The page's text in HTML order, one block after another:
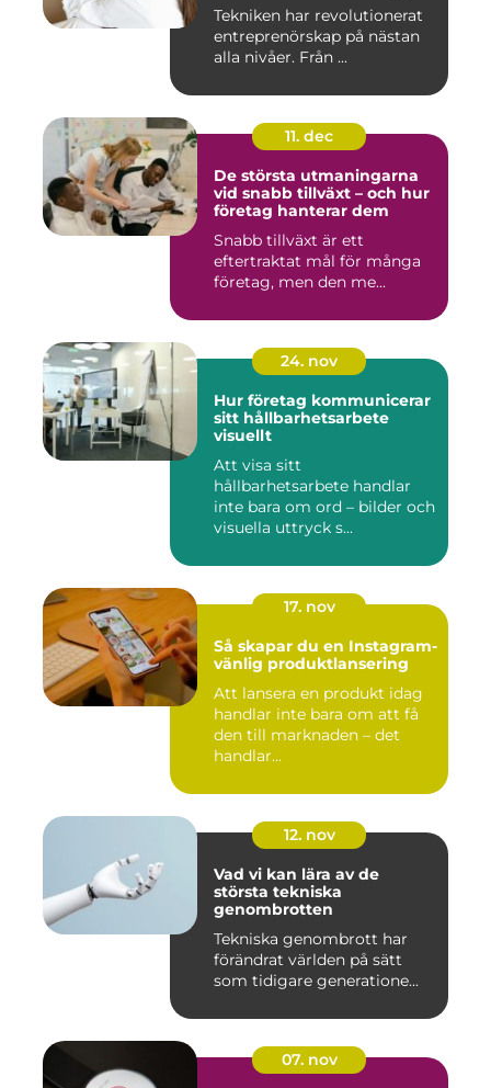
Tekniken har revolutionerat
entreprenörskap på nästan
alla nivåer. Från ...
11. dec
De största utmaningarna
vid snabb tillväxt – och hur
företag hanterar dem
Snabb tillväxt är ett
eftertraktat mål för många
företag, men den me...
24. nov
Hur företag kommunicerar
sitt hållbarhetsarbete
visuellt
Att visa sitt
hållbarhetsarbete handlar
inte bara om ord – bilder och
visuella uttryck s...
17. nov
Så skapar du en Instagram-
vänlig produktlansering
Att lansera en produkt idag
handlar inte bara om att få
den till marknaden – det
handlar...
12. nov
Vad vi kan lära av de
största tekniska
genombrotten
Tekniska genombrott har
förändrat världen på sätt
som tidigare generatione...
07. nov